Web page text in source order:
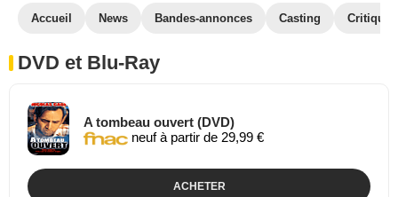
Accueil News Bandes-annonces Casting
DVD et Blu-Ray
A tombeau ouvert (DVD)
neuf à partir de 29,99 €
ACHETER